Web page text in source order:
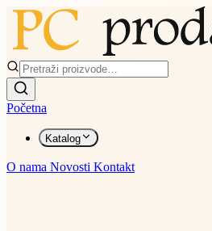
Početna
Katalog
O nama Novosti Kontakt